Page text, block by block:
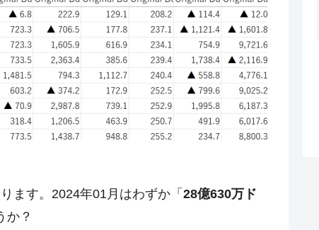
ます。2024年01月はわずか「 28億630万ド
か？